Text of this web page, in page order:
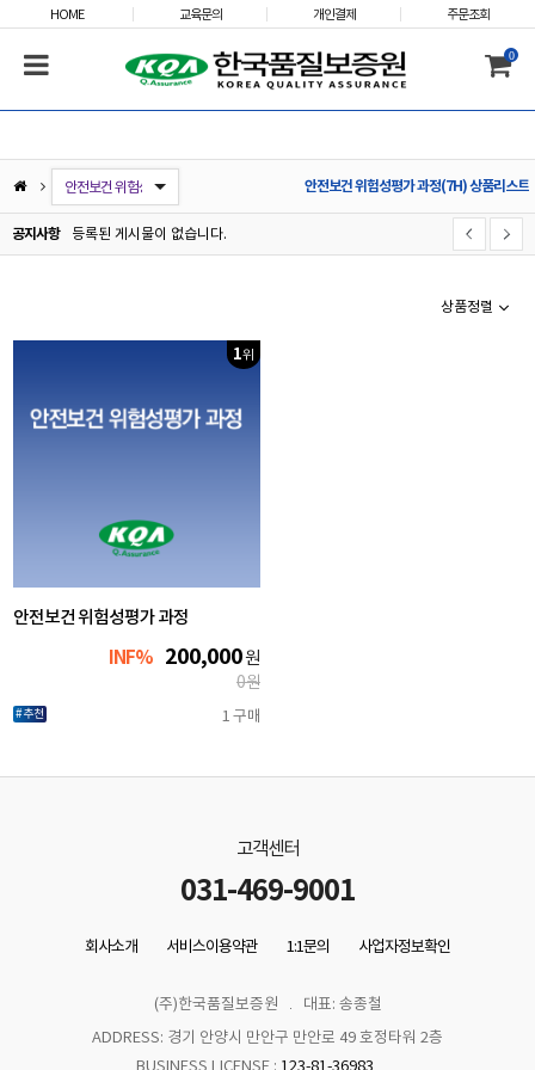
HOME 교육문의 개인결제 주문조회
0
ISO 9001:2015 내부심사원 및 실무자 과정
ISO 9001:2015/14001:2015 통합 내부심사원 및 실무자 과정
ISO 14001:2015/45001:2018 통합 내부심사원 및 실무자 과정
IATF 16949:2016 내부심사원 및 실무자 과정
ISO/IEC 27001:2022 내부심사원 및 실무자 과정
코어툴(Core Tools)(IATF 16949 핵심 부속서) 과정
ISO 45001:2018 내부심사원 및 실무자 과정
시정조치(Corrective actions for nonconformity) 방법 이해 과정
ESG(환경·사회·지배구조) 경영 실무자 과정
안전보건 위험성평가 과정(7H)
ESG(환경사회지배구조)경영 심사원(전문가) 과정(3일)
AIAG-&-VDA_(新)FMEA 해설 과정(4H) 안전보건 위험성평가 과정(7H) 상품리스트
공지사항 등록된 게시물이 없습니다.
상품정렬
안전보건 위험성평가 과정
INF% 200,000원
0원
1위
#추천 1 구매
고객센터
031-469-9001
회사소개 서비스이용약관 1:1문의 사업자정보확인
(주)한국품질보증원
대표: 송종철
ADDRESS: 경기 안양시 만안구 만안로 49 호정타워 2층
BUSINESS LICENSE : 123-81-36983